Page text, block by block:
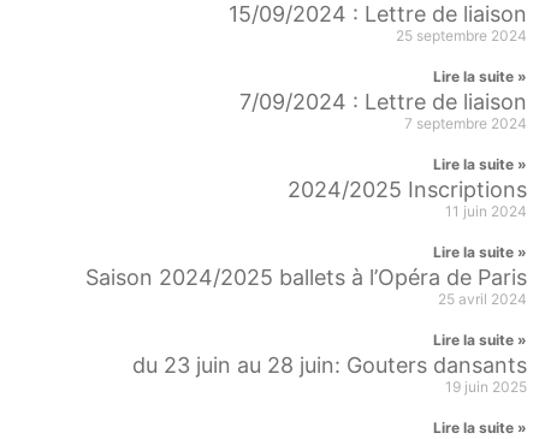
15/09/2024 : Lettre de liaison
25 septembre 2024
Lire la suite »
7/09/2024 : Lettre de liaison
7 septembre 2024
Lire la suite »
2024/2025 Inscriptions
11 juin 2024
Lire la suite »
Saison 2024/2025 ballets à l’Opéra de Paris
25 avril 2024
Lire la suite »
du 23 juin au 28 juin: Gouters dansants
19 juin 2025
Lire la suite »